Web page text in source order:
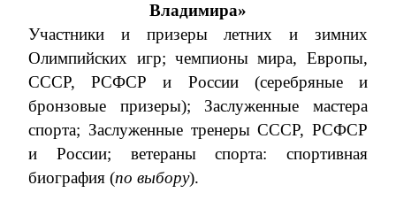
Владимира»
Участники и призеры летних и зимних
Олимпийских игр; чемпионы мира, Европы,
СССР, РСФСР и России (серебряные и
бронзовые призеры); Заслуженные мастера
спорта; Заслуженные тренеры СССР, РСФСР
и России; ветераны спорта: спортивная
биография (по выбору).